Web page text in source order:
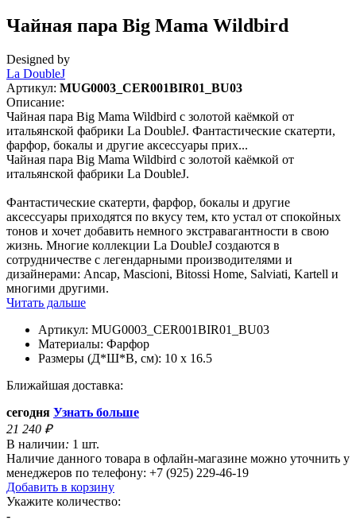
Чайная пара Big Mama Wildbird
Designed by
La DoubleJ
Артикул: MUG0003_CER001BIR01_BU03
Описание:
Чайная пара Big Mama Wildbird с золотой каёмкой от
итальянской фабрики La DoubleJ. Фантастические скатерти,
фарфор, бокалы и другие аксессуары прих...
Чайная пара Big Mama Wildbird с золотой каёмкой от
итальянской фабрики La DoubleJ.
Фантастические скатерти, фарфор, бокалы и другие
аксессуары приходятся по вкусу тем, кто устал от спокойных
тонов и хочет добавить немного экстравагантности в свою
жизнь. Многие коллекции La DoubleJ создаются в
сотрудничестве с легендарными производителями и
дизайнерами: Ancap, Mascioni, Bitossi Home, Salviati, Kartell и
многими другими.
Читать дальше
Артикул: MUG0003_CER001BIR01_BU03
Материалы: Фарфор
Размеры (Д*Ш*В, см): 10 x 16.5
Ближайшая доставка:
сегодня Узнать больше
21 240 ₽
В наличии: 1 шт.
Наличие данного товара в офлайн-магазине можно уточнить у
менеджеров по телефону: +7 (925) 229-46-19
Добавить в корзину
Укажите количество:
-